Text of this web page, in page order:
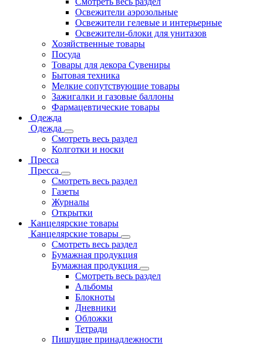
Освежители аэрозольные
Освежители гелевые и интерьерные
Освежители-блоки для унитазов
Хозяйственные товары
Посуда
Товары для декора Сувениры
Бытовая техника
Мелкие сопутствующие товары
Зажигалки и газовые баллоны
Фармацевтические товары
Одежда
Одежда
Смотреть весь раздел
Колготки и носки
Пресса
Пресса
Смотреть весь раздел
Газеты
Журналы
Открытки
Канцелярские товары
Канцелярские товары
Смотреть весь раздел
Бумажная продукция
Бумажная продукция
Смотреть весь раздел
Альбомы
Блокноты
Дневники
Обложки
Тетради
Пишущие принадлежности